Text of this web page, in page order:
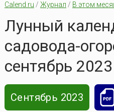
Calend.ru / Журнал / В этом
Лунный
садовода-
сентябрь
Сентябрь 2023